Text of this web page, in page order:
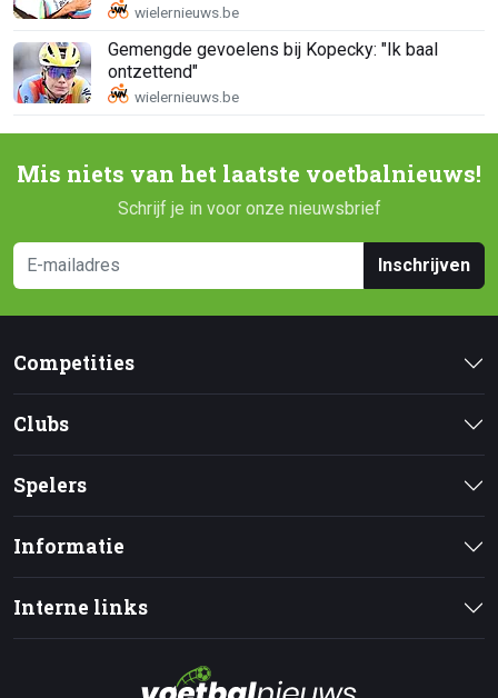
Gemengde gevoelens bij Kopecky: "Ik baal
ontzettend"
Mis niets van het laatste voetbalnieuws!
Schrijf je in voor onze nieuwsbrief
Inschrijven
Competities
Clubs
Spelers
Informatie
Interne links